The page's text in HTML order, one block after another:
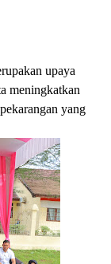
upaya
meningkatkan
yang